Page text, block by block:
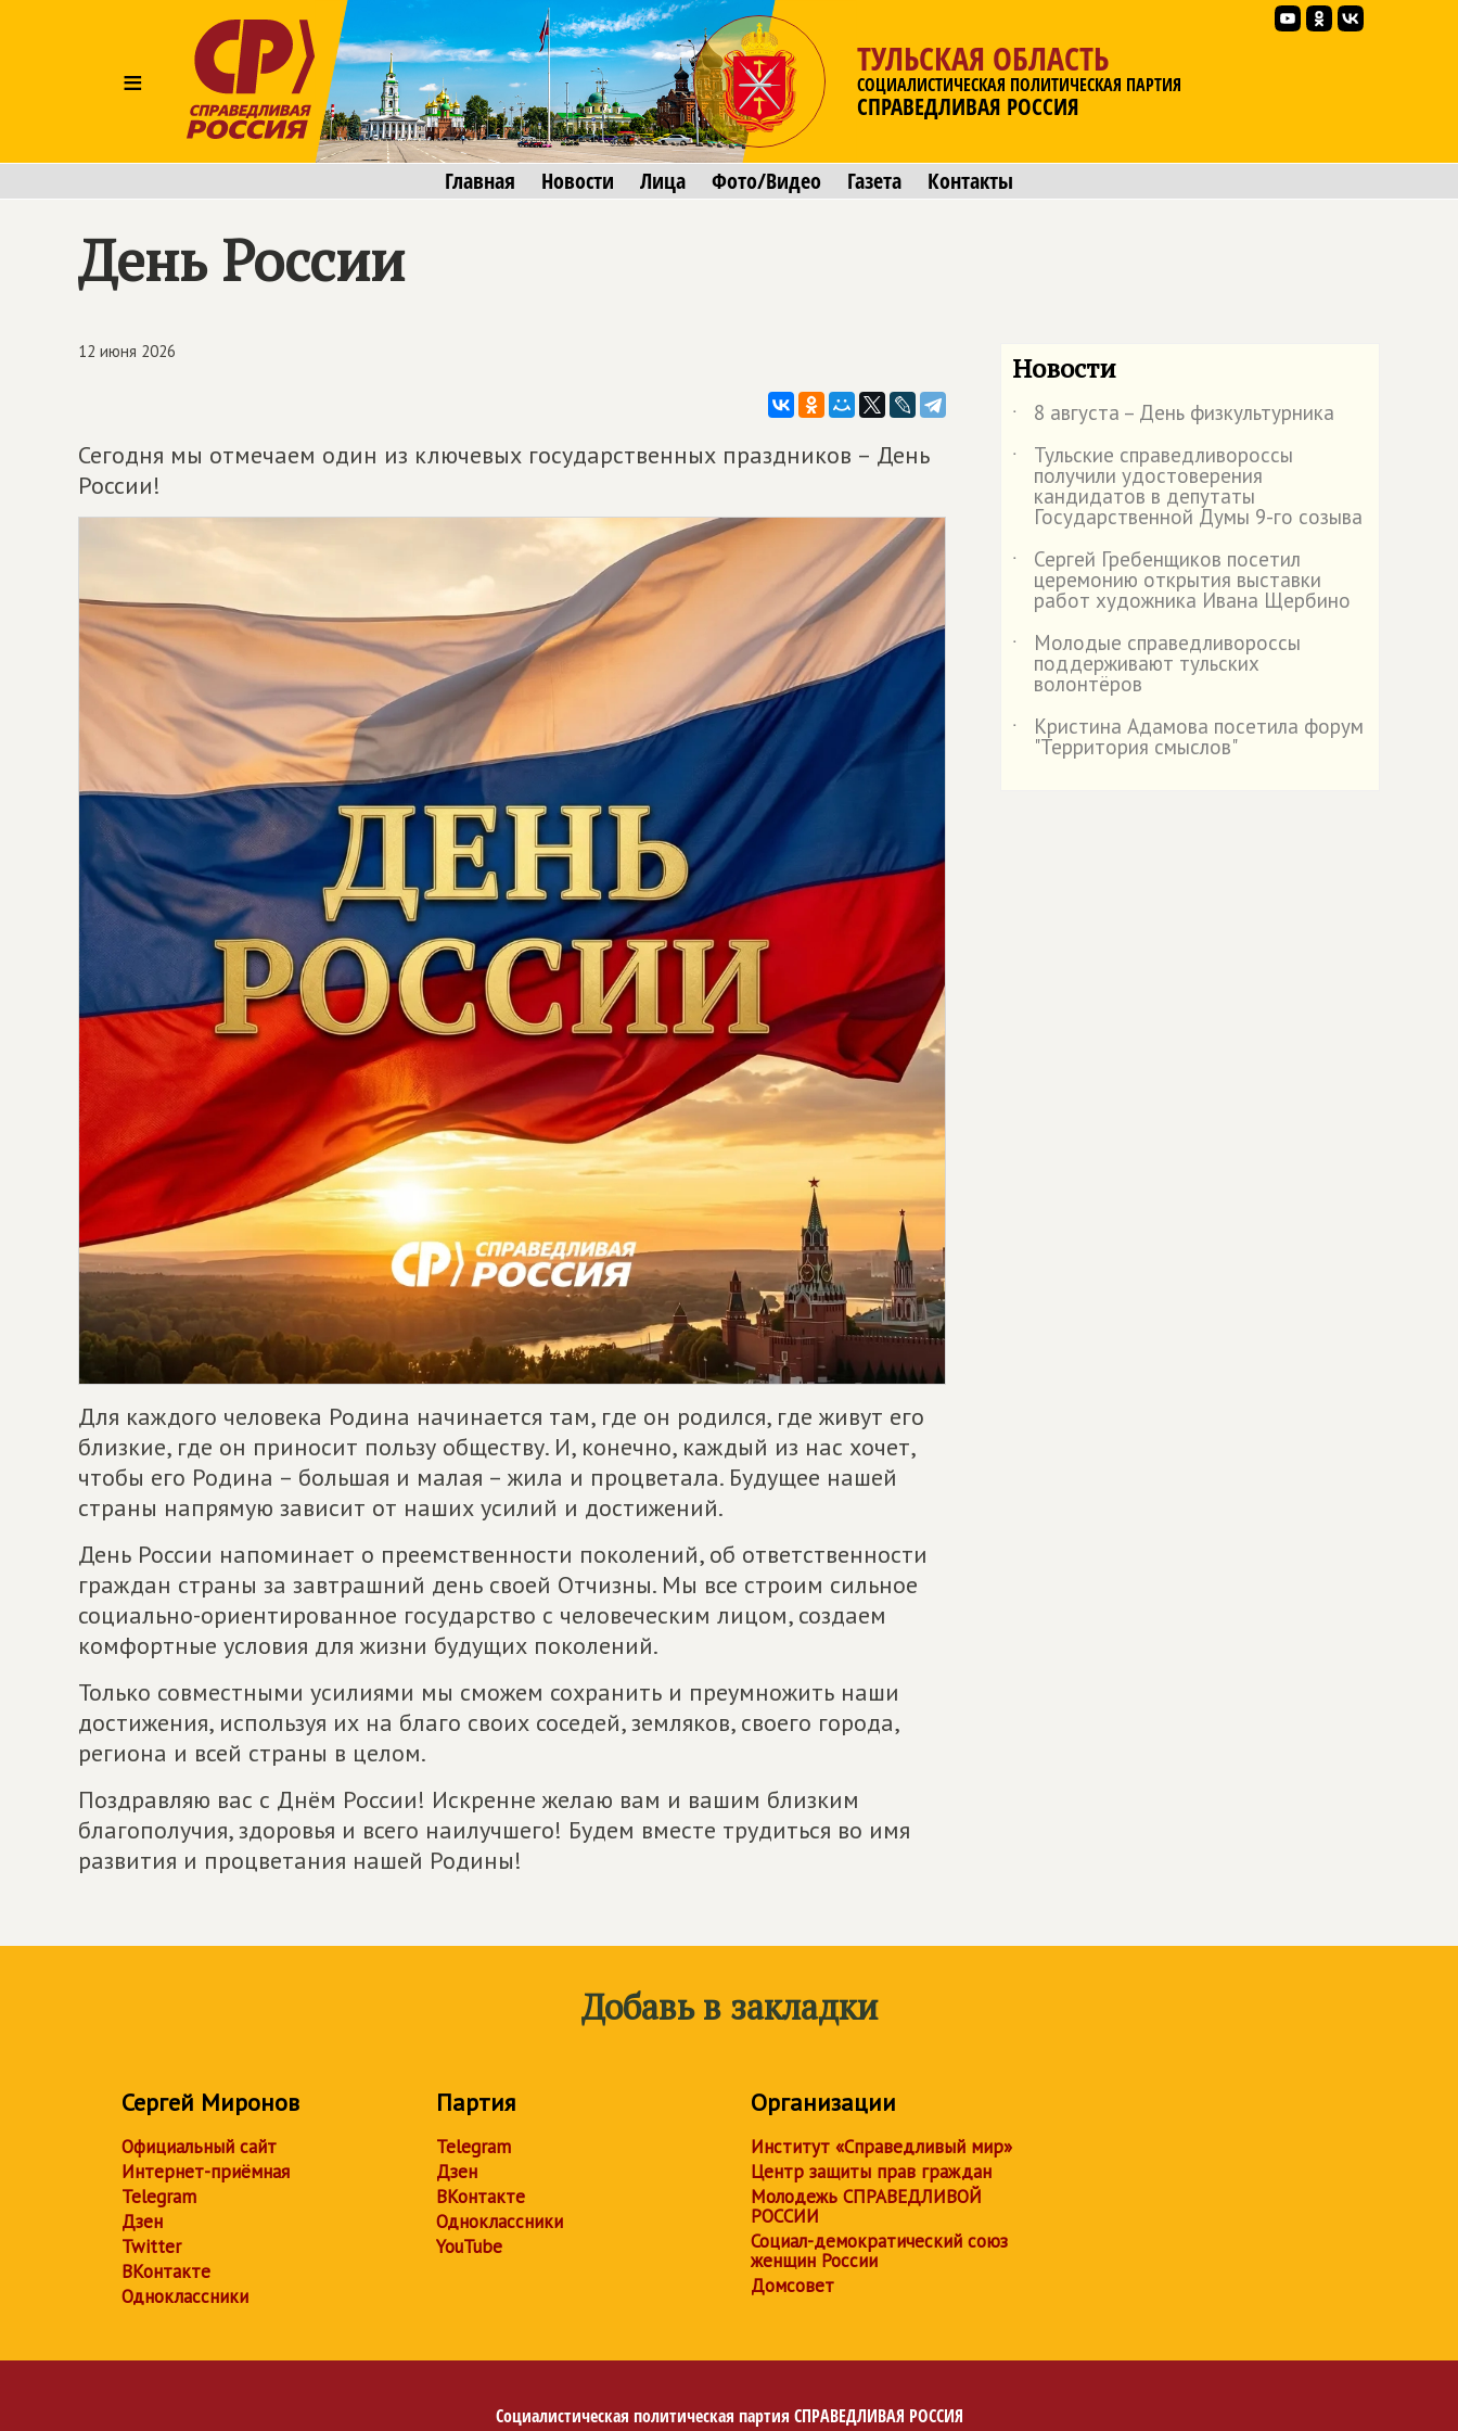
≡
ТУЛЬСКАЯ ОБЛАСТЬ
СОЦИАЛИСТИЧЕСКАЯ ПОЛИТИЧЕСКАЯ ПАРТИЯ
СПРАВЕДЛИВАЯ РОССИЯ
Главная Новости Лица Фото/Видео Газета Контакты
День России
12 июня 2026
Сегодня мы отмечаем один из ключевых государственных праздников – День
России!
Для каждого человека Родина начинается там, где он родился, где живут его
близкие, где он приносит пользу обществу. И, конечно, каждый из нас хочет,
чтобы его Родина – большая и малая – жила и процветала. Будущее нашей
страны напрямую зависит от наших усилий и достижений.
День России напоминает о преемственности поколений, об ответственности
граждан страны за завтрашний день своей Отчизны. Мы все строим сильное
социально-ориентированное государство с человеческим лицом, создаем
комфортные условия для жизни будущих поколений.
Только совместными усилиями мы сможем сохранить и преумножить наши
достижения, используя их на благо своих соседей, земляков, своего города,
региона и всей страны в целом.
Поздравляю вас с Днём России! Искренне желаю вам и вашим близким
благополучия, здоровья и всего наилучшего! Будем вместе трудиться во имя
развития и процветания нашей Родины!
Новости
˙
8 августа – День физкультурника
˙
Тульские справедливороссы
получили удостоверения
кандидатов в депутаты
Государственной Думы 9-го созыва
˙
Сергей Гребенщиков посетил
церемонию открытия выставки
работ художника Ивана Щербино
˙
Молодые справедливороссы
поддерживают тульских
волонтёров
˙
Кристина Адамова посетила форум
"Территория смыслов"
Добавь в закладки
Сергей Миронов
Официальный сайт
Интернет-приёмная
Telegram
Дзен
Twitter
ВКонтакте
Одноклассники
Партия
Telegram
Дзен
ВКонтакте
Одноклассники
YouTube
Организации
Институт «Справедливый мир»
Центр защиты прав граждан
Молодежь СПРАВЕДЛИВОЙ
РОССИИ
Социал-демократический союз
женщин России
Домсовет
Социалистическая политическая партия СПРАВЕДЛИВАЯ РОССИЯ